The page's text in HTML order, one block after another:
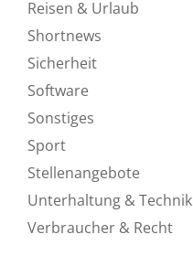
Reisen & Urlaub
Shortnews
Sicherheit
Software
Sonstiges
Sport
Stellenangebote
Unterhaltung & Technik
Verbraucher & Recht